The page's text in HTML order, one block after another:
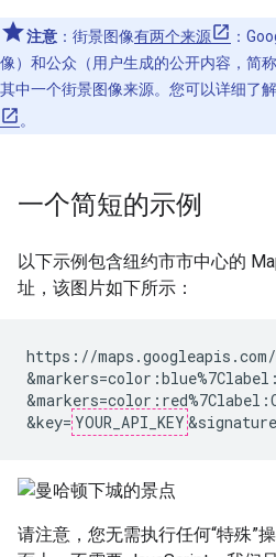
注意 ：街景图像有两个来源
：
像）和公众（用户生成的公开内容，简
其中一个街景图像来源。您可以详细了
。
一个简短的示例
以下示例包含纽约市市中心的
址，该图片如下所示：
https://maps.googleapis.com/
&key= YOUR_API_KEY
请注意，您无需执行任何“特殊”